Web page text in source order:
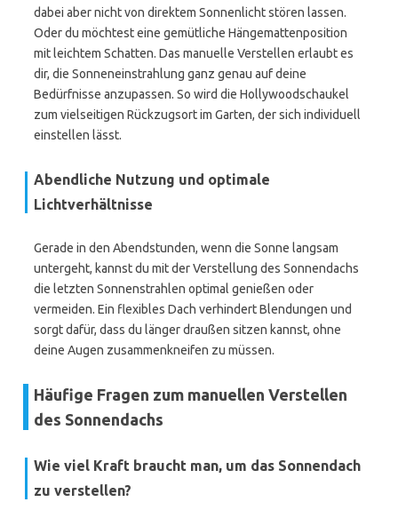
dabei aber nicht von direktem Sonnenlicht stören lassen.
Oder du möchtest eine gemütliche Hängemattenposition
mit leichtem Schatten. Das manuelle Verstellen erlaubt es
dir, die Sonneneinstrahlung ganz genau auf deine
Bedürfnisse anzupassen. So wird die Hollywoodschaukel
zum vielseitigen Rückzugsort im Garten, der sich individuell
einstellen lässt.
Abendliche Nutzung und optimale
Lichtverhältnisse
Gerade in den Abendstunden, wenn die Sonne langsam
untergeht, kannst du mit der Verstellung des Sonnendachs
die letzten Sonnenstrahlen optimal genießen oder
vermeiden. Ein flexibles Dach verhindert Blendungen und
sorgt dafür, dass du länger draußen sitzen kannst, ohne
deine Augen zusammenkneifen zu müssen.
Häufige Fragen zum manuellen Verstellen
des Sonnendachs
Wie viel Kraft braucht man, um das Sonnendach
zu verstellen?